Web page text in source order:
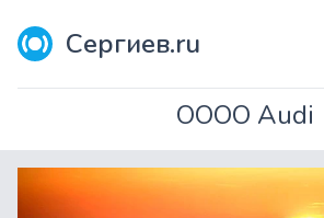
Сергиев.ru
OOOO Audi